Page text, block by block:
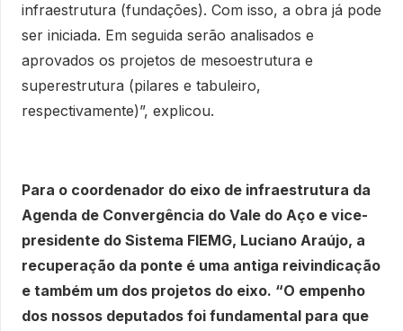
infraestrutura (fundações). Com isso, a obra já pode
ser iniciada. Em seguida serão analisados e
aprovados os projetos de mesoestrutura e
superestrutura (pilares e tabuleiro,
respectivamente)”, explicou.
Para o coordenador do eixo de infraestrutura da
Agenda de Convergência do Vale do Aço e vice-
presidente do Sistema FIEMG, Luciano Araújo, a
recuperação da ponte é uma antiga reivindicação
e também um dos projetos do eixo. “O empenho
dos nossos deputados foi fundamental para que